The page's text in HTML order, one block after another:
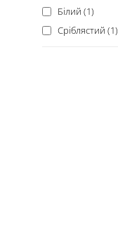
Білий (1)
Сріблястий (1)